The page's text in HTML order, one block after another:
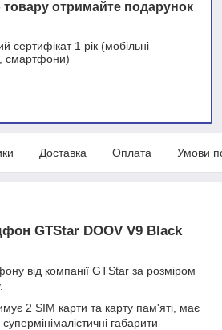
товару отримайте подарунок
сертифікат 1 рік (мобільні
смартфони)
Доставка Оплата Умови
GTStar DOOV V9 Black
від компанії GTStar за розміром
2 SIM карти та карту пам'яті, має
габарити